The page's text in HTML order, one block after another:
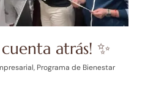
atrás! ✨
, Programa de Bienestar